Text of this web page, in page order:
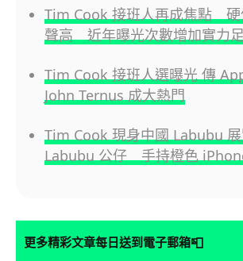
Tim Cook 接班人再成焦點 硬
聲高 近年曝光次數增加實力
Tim Cook 接班人選曝光 傳
John Ternus 成大熱門
Tim Cook 現身中國 Labubu
Labubu 公仔 手持橙色
更多精彩文章每日送到電子郵箱📮